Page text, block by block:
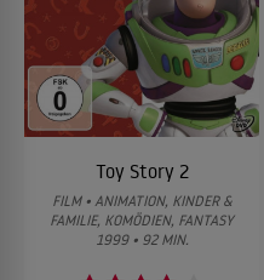
Toy Story 2
FILM • ANIMATION, KINDER &
FAMILIE, KOMÖDIEN, FANTASY
1999 • 92 MIN.